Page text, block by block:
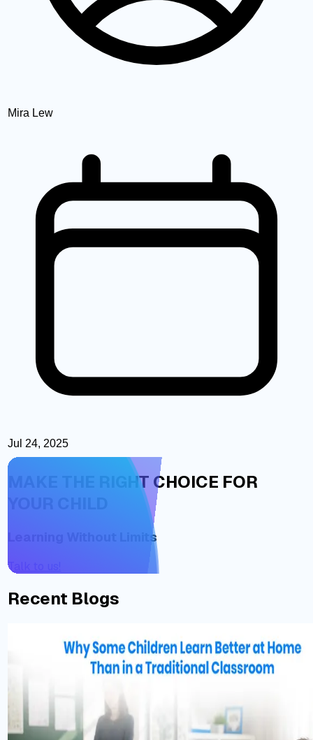
Mira Lew
Jul 24, 2025
MAKE THE RIGHT CHOICE FOR
YOUR CHILD
Learning Without Limits
Talk to us!
Recent Blogs